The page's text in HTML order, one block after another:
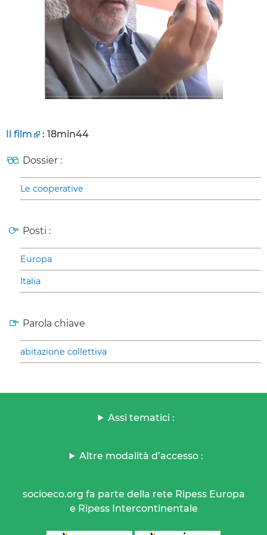
Il film : 18min44
Dossier :
Le cooperative
Posti :
Europa
Italia
Parola chiave
abitazione collettiva
Assi tematici :
Altre modalità d’accesso :
socioeco.org fa parte della rete Ripess Europa
e Ripess Intercontinentale